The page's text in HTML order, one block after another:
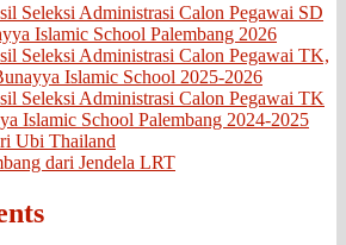
Seleksi Administrasi Calon Pegawai SD
Islamic School Palembang 2026
Seleksi Administrasi Calon Pegawai TK,
Islamic School 2025-2026
Seleksi Administrasi Calon Pegawai TK
Islamic School Palembang 2024-2025
Ubi Thailand
dari Jendela LRT